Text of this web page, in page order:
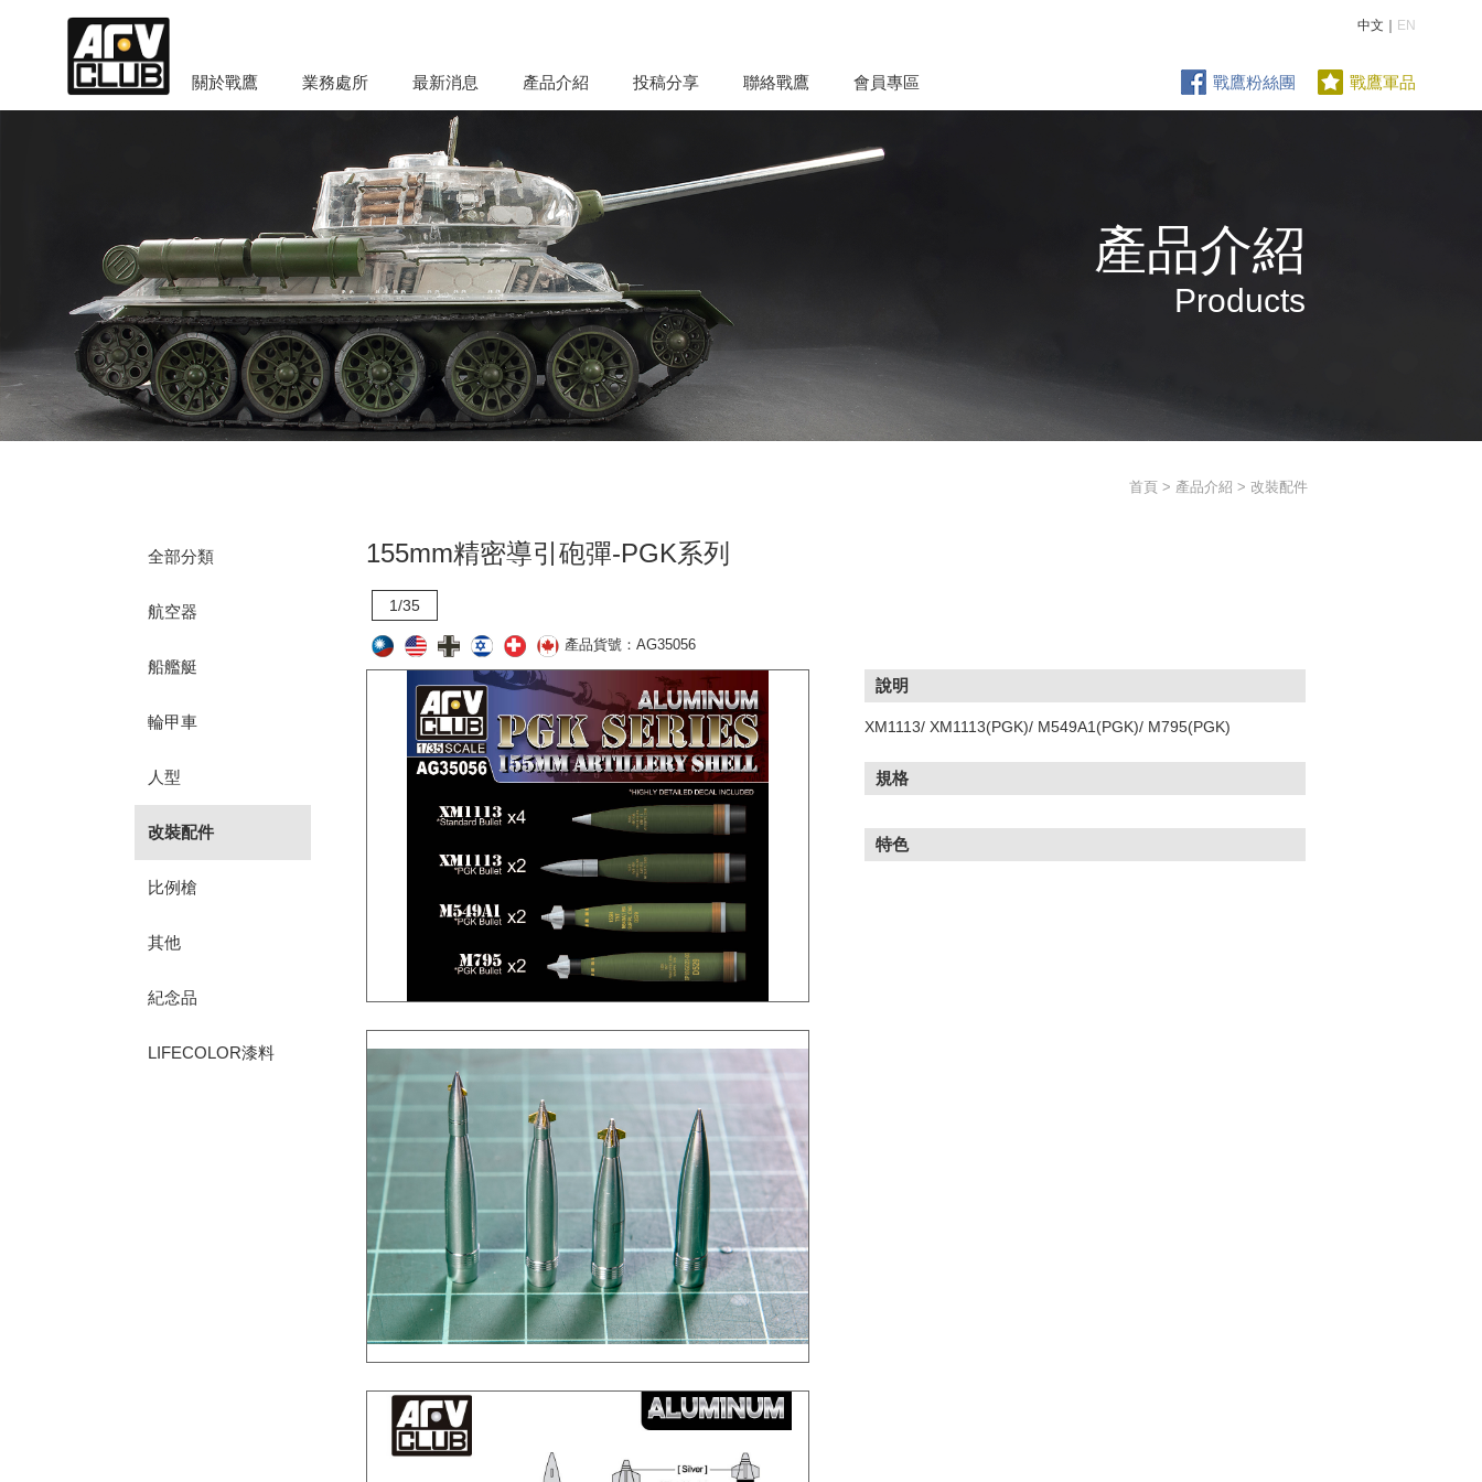
中文｜ EN
關於戰鷹 業務處所 最新消息 產品介紹 投稿分享 聯絡戰鷹 會員專區 戰鷹粉絲團 戰鷹軍品
產品介紹
Products
全部分類
航空器
船艦艇
輪甲車
人型
改裝配件
比例槍
其他
紀念品
LIFECOLOR漆料
首頁 > 產品介紹 > 改裝配件
155mm精密導引砲彈-PGK系列
1/35
產品貨號：AG35056
說明
XM1113/ XM1113(PGK)/ M549A1(PGK)/ M795(PGK)
規格
特色